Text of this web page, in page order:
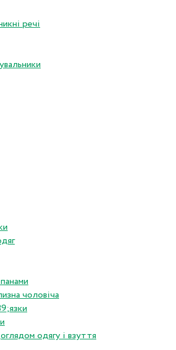
речі
чоловіча
одягу і взуття